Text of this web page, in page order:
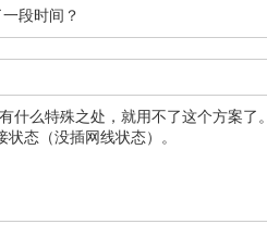
段时间？
么特殊之处，就用不了这个方案了。
态（没插网线状态）。